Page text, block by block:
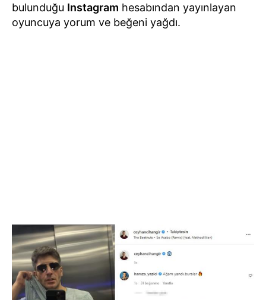
bulunduğu Instagram hesabından yayınlayan
oyuncuya yorum ve beğeni yağdı.